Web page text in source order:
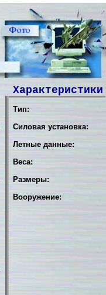
Характеристики
Тип:
Силовая установка:
Летные данные:
Веса:
Размеры:
Вооружение: